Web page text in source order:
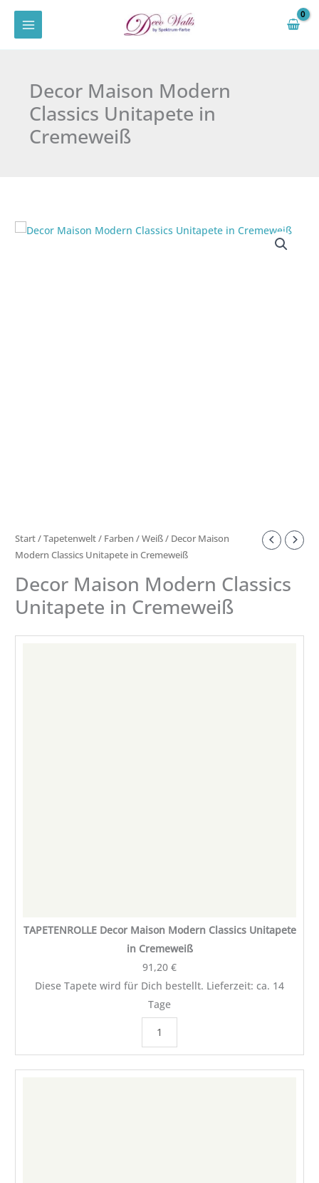
Zum
Inhalt
Decor Maison Modern
Classics Unitapete in
Cremeweiß
Start/Tapetenwelt/ Farben /Weiß/ Decor Maison
Modern Classics Unitapete in Cremeweiß
Decor Maison Modern Classics
Unitapete in Cremeweiß
TAPETENROLLE Decor Maison Modern Classics Unitapete
in Cremeweiß
91,20 €
Diese Tapete wird für Dich bestellt. Lieferzeit: ca. 14
Tage